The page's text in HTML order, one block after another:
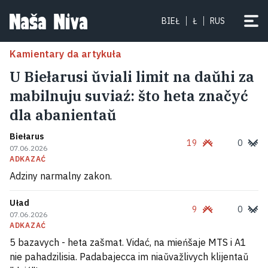
BIEŁ Ł RUS
Kamientary da artykuła
U Biełarusi ŭviali limit na daŭhi za
mabilnuju suviaź: što heta značyć
dla abanientaŭ
Biełarus
07.06.2026
ADKAZAĆ
19 0
Adziny narmalny zakon.
Uład
07.06.2026
ADKAZAĆ
9 0
5 bazavych - heta zašmat. Vidać, na mieńšaje MTS i A1
nie pahadzilisia. Padabajecca im niaŭvažlivych klijentaŭ